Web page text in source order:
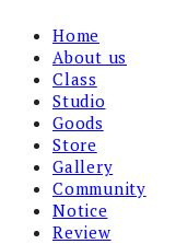
Home
About us
Class
Studio
Goods
Store
Gallery
Community
Notice
Review